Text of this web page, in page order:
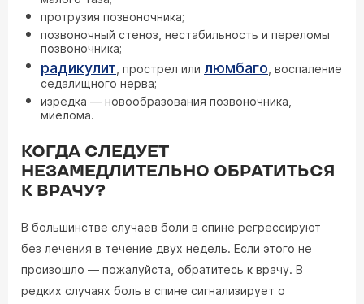
протрузия позвоночника;
позвоночный стеноз, нестабильность и переломы
позвоночника;
радикулит , прострел или люмбаго , воспаление
седалищного нерва;
изредка — новообразования позвоночника,
миелома.
КОГДА СЛЕДУЕТ
НЕЗАМЕДЛИТЕЛЬНО ОБРАТИТЬСЯ
К ВРАЧУ?
В большинстве случаев боли в спине регрессируют
без лечения в течение двух недель. Если этого не
произошло — пожалуйста, обратитесь к врачу. В
редких случаях боль в спине сигнализирует о